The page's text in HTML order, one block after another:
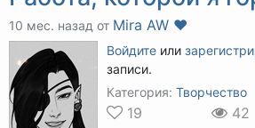
10 мес. назад от Mira AW ❤️
Войдите или
записи.
Категория: Творчество
19 42